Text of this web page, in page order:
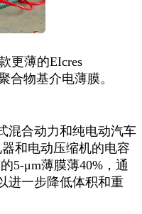
更薄的EIcres
合物基介电薄膜。
混合动力和纯电动汽车
和电动压缩机的电容
5-μm薄膜薄40%，通
进一步降低体积和重